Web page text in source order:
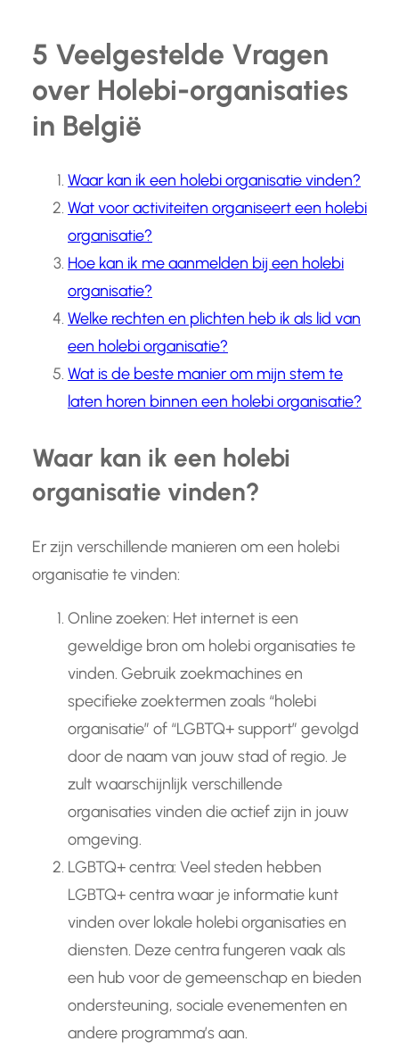
5 Veelgestelde Vragen
over Holebi-organisaties
in België
Waar kan ik een holebi organisatie vinden?
Wat voor activiteiten organiseert een holebi
organisatie?
Hoe kan ik me aanmelden bij een holebi
organisatie?
Welke rechten en plichten heb ik als lid van
een holebi organisatie?
Wat is de beste manier om mijn stem te
laten horen binnen een holebi organisatie?
Waar kan ik een holebi
organisatie vinden?
Er zijn verschillende manieren om een holebi
organisatie te vinden:
Online zoeken: Het internet is een
geweldige bron om holebi organisaties te
vinden. Gebruik zoekmachines en
specifieke zoektermen zoals “holebi
organisatie” of “LGBTQ+ support” gevolgd
door de naam van jouw stad of regio. Je
zult waarschijnlijk verschillende
organisaties vinden die actief zijn in jouw
omgeving.
LGBTQ+ centra: Veel steden hebben
LGBTQ+ centra waar je informatie kunt
vinden over lokale holebi organisaties en
diensten. Deze centra fungeren vaak als
een hub voor de gemeenschap en bieden
ondersteuning, sociale evenementen en
andere programma’s aan.